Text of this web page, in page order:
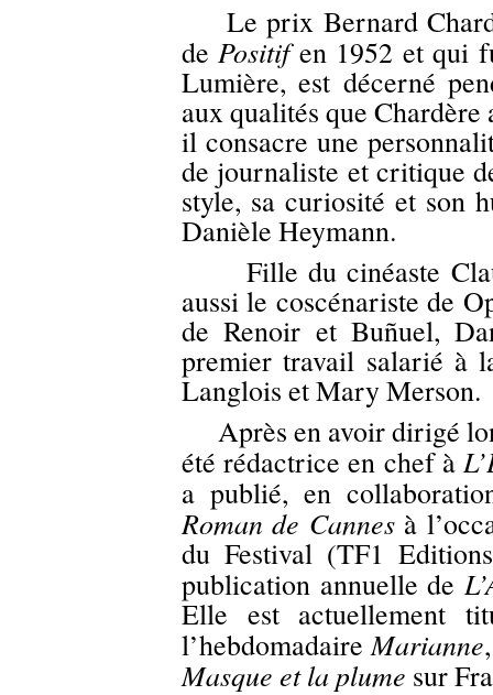
Le prix Bernard
de Positifen 1952 et qui
Lumière, est décerné
aux qualités que
il consacre une
de journaliste et critique
style, sa curiosité et son
Danièle Heymann.
Fille du cinéaste
aussi le coscénariste de
de Renoir et Buñuel,
premier travail salarié à
Langlois et Mary Merson.
Après en avoir dirigé
été rédactrice en chef à
a publié, en
Roman de Cannesà
du Festival (TF1
publication annuelle de
Elle est actuellement
l’hebdomadaire Marianne
Masque et la plume sur